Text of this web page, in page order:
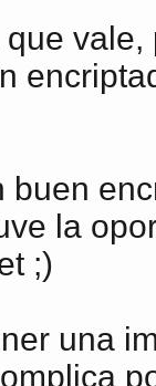
vale,
buen
la
;)
una